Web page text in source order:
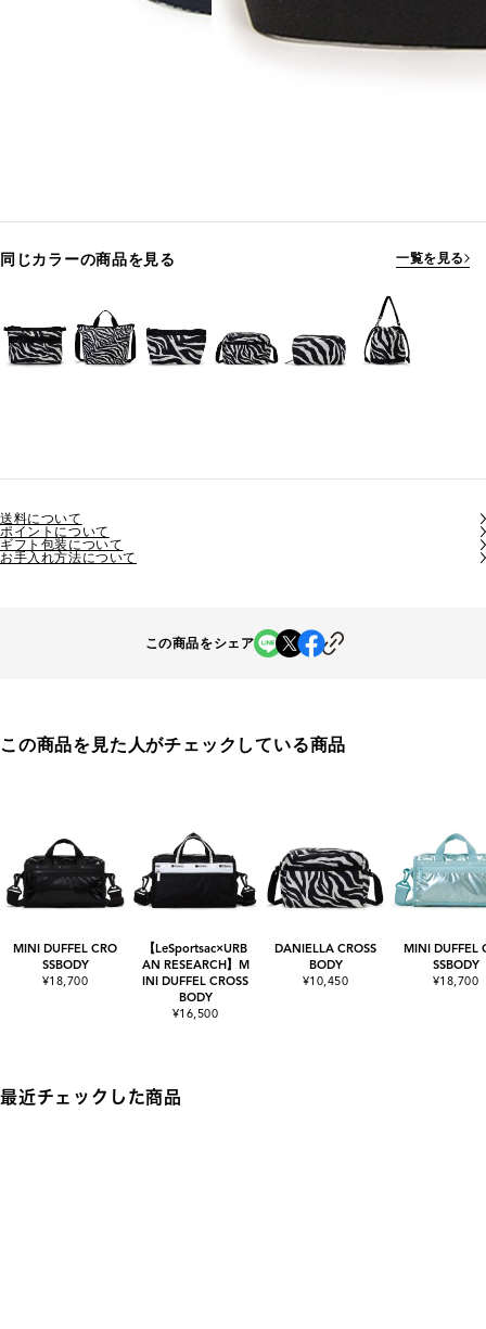
同じカラーの商品を見る 一覧を見る
送料について
ポイントについて
ギフト包装について
お手入れ方法について
この商品をシェア
この商品を見た人がチェックしている商品
MINI DUFFEL CRO
SSBODY
¥18,700
【LeSportsac×URB
AN RESEARCH】M
INI DUFFEL CROSS
BODY
¥16,500
DANIELLA CROSS
BODY
¥10,450
MINI DUFFEL
SSBODY
¥18,700
最近チェックした商品